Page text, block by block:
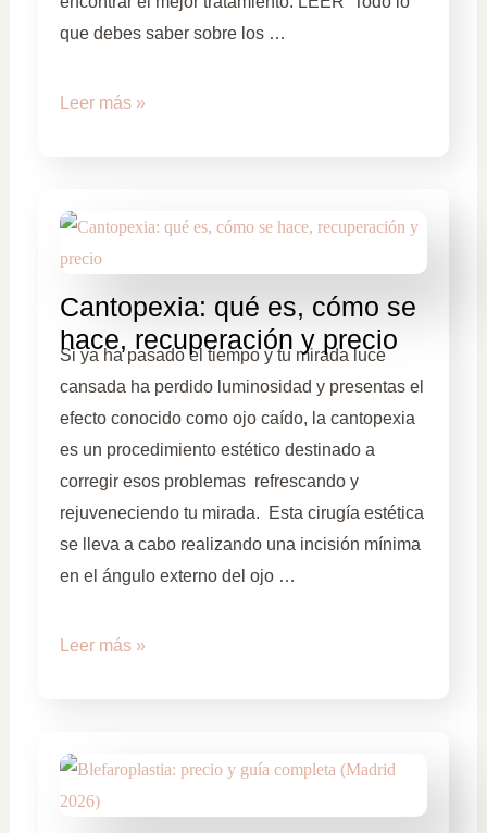
que debes saber sobre los …
Leer más »
Cantopexia: qué es, cómo se
hace, recuperación y precio
Si ya ha pasado el tiempo y tu mirada luce
cansada ha perdido luminosidad y presentas el
efecto conocido como ojo caído, la cantopexia
es un procedimiento estético destinado a
corregir esos problemas refrescando y
rejuveneciendo tu mirada. Esta cirugía estética
se lleva a cabo realizando una incisión mínima
en el ángulo externo del ojo …
Leer más »